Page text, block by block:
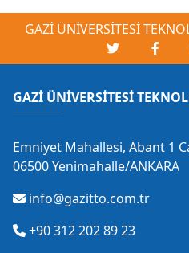
GAZİ ÜNİVERSİTESİ
GAZİ ÜNİVERSİTESİ
Emniyet Mahallesi, Abant 1
06500 Yenimahalle/ANKARA
info@gazitto.com.tr
+90 312 202 89 23